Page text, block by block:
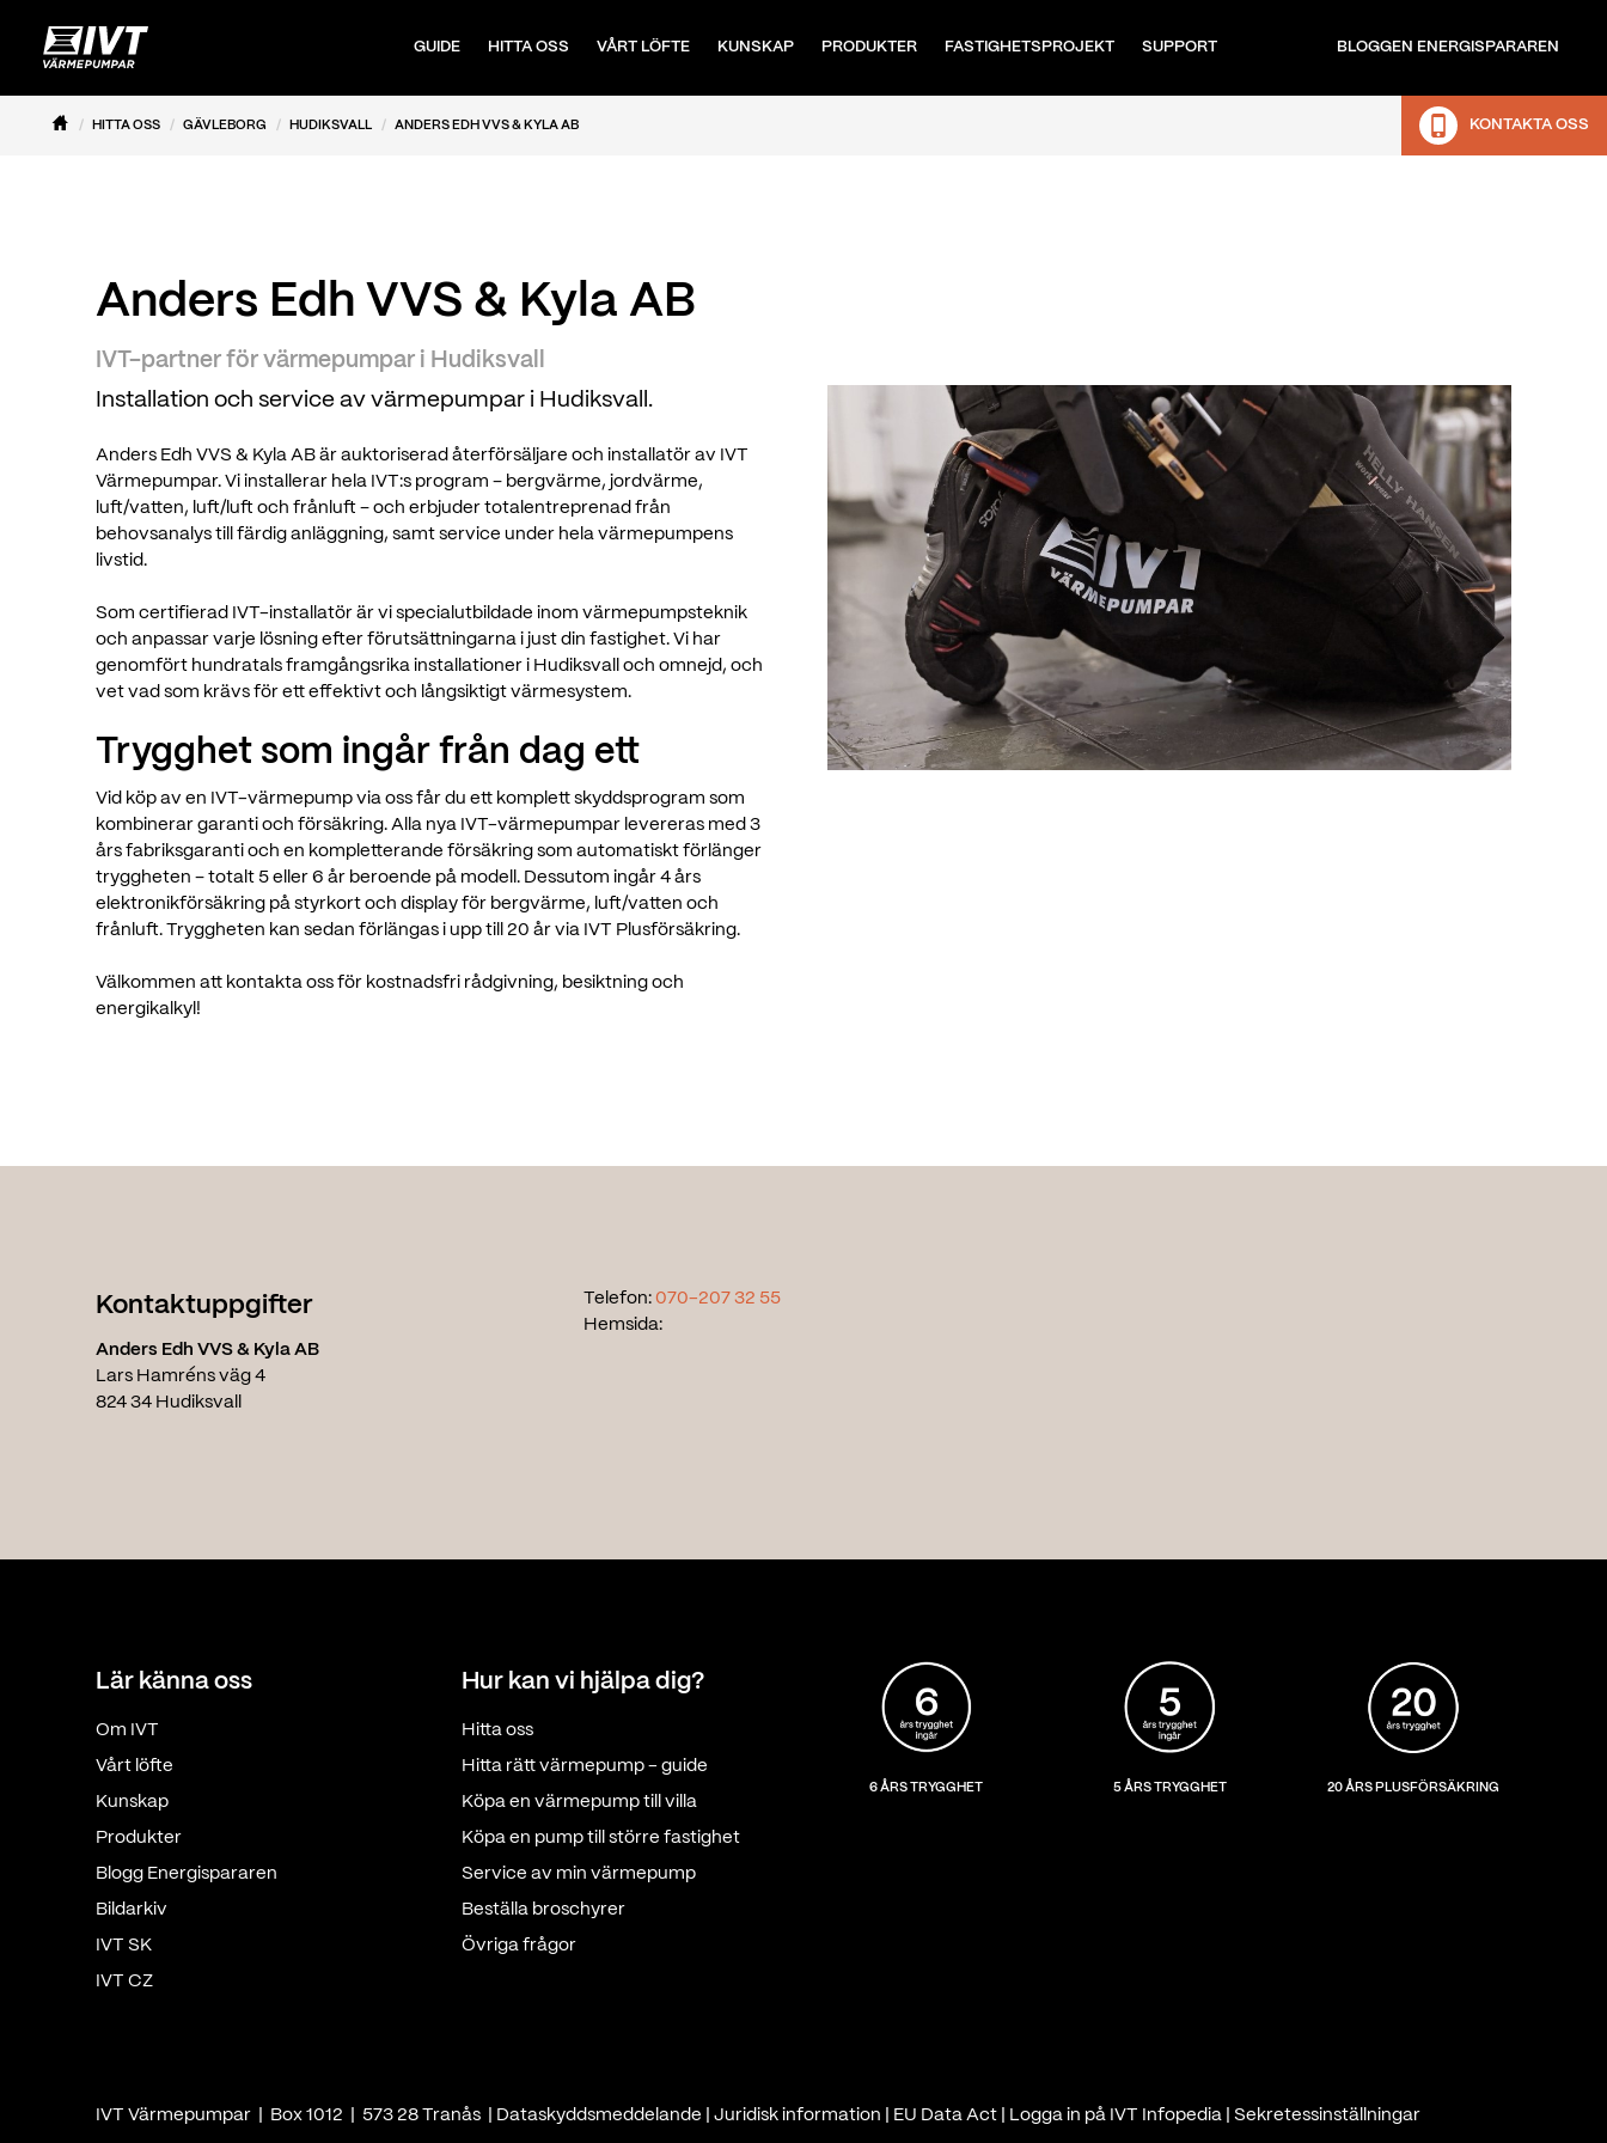
GUIDE HITTA OSS VÅRT LÖFTE KUNSKAP PRODUKTER FASTIGHETSPROJEKT SUPPORT BLOGGEN ENERGISPARAREN
HITTA OSS GÄVLEBORG HUDIKSVALL ANDERS EDH VVS & KYLA AB KONTAKTA OSS
Anders Edh VVS & Kyla AB
IVT-partner för värmepumpar i Hudiksvall
Installation och service av värmepumpar i Hudiksvall.
Anders Edh VVS & Kyla AB är auktoriserad återförsäljare och installatör av IVT
Värmepumpar. Vi installerar hela IVT:s program – bergvärme, jordvärme,
luft/vatten, luft/luft och frånluft – och erbjuder totalentreprenad från
behovsanalys till färdig anläggning, samt service under hela värmepumpens
livstid.
Som certifierad IVT-installatör är vi specialutbildade inom värmepumpsteknik
och anpassar varje lösning efter förutsättningarna i just din fastighet. Vi har
genomfört hundratals framgångsrika installationer i Hudiksvall och omnejd, och
vet vad som krävs för ett effektivt och långsiktigt värmesystem.
Trygghet som ingår från dag ett
Vid köp av en IVT-värmepump via oss får du ett komplett skyddsprogram som
kombinerar garanti och försäkring. Alla nya IVT-värmepumpar levereras med 3
års fabriksgaranti och en kompletterande försäkring som automatiskt förlänger
tryggheten – totalt 5 eller 6 år beroende på modell. Dessutom ingår 4 års
elektronikförsäkring på styrkort och display för bergvärme, luft/vatten och
frånluft. Tryggheten kan sedan förlängas i upp till 20 år via IVT Plusförsäkring.
Välkommen att kontakta oss för kostnadsfri rådgivning, besiktning och
energikalkyl!
Kontaktuppgifter
Anders Edh VVS & Kyla AB
Lars Hamréns väg 4
824 34 Hudiksvall
Telefon: 070-207 32 55
Hemsida:
Lär känna oss
Om IVT
Vårt löfte
Kunskap
Produkter
Blogg Energispararen
Bildarkiv
IVT SK
IVT CZ
Hur kan vi hjälpa dig?
Hitta oss
Hitta rätt värmepump - guide
Köpa en värmepump till villa
Köpa en pump till större fastighet
Service av min värmepump
Beställa broschyrer
Övriga frågor
6 ÅRS TRYGGHET 5 ÅRS TRYGGHET 20 ÅRS PLUSFÖRSÄKRING
IVT Värmepumpar | Box 1012 | 573 28 Tranås | Dataskyddsmeddelande Juridisk information EU Data Act Logga in på IVT Infopedia Sekretessinställningar